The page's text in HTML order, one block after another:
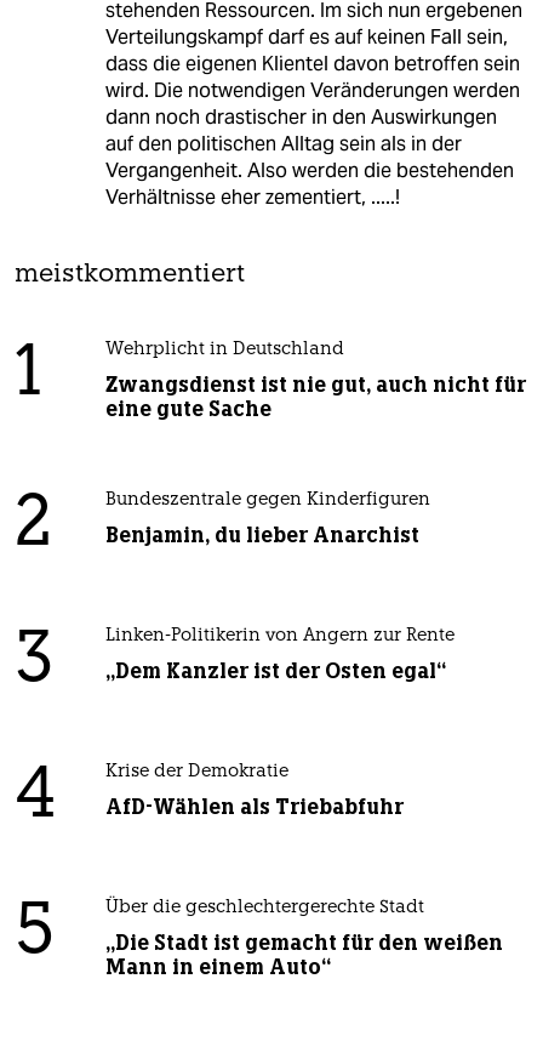
stehenden Ressourcen. Im sich nun ergebenen
Verteilungskampf darf es auf keinen Fall sein,
dass die eigenen Klientel davon betroffen sein
wird. Die notwendigen Veränderungen werden
dann noch drastischer in den Auswirkungen
auf den politischen Alltag sein als in der
Vergangenheit. Also werden die bestehenden
Verhältnisse eher zementiert, .....!
meistkommentiert
1 Wehrplicht in Deutschland
Zwangsdienst ist nie gut, auch nicht für
eine gute Sache
2 Bundeszentrale gegen Kinderfiguren
Benjamin, du lieber Anarchist
3 Linken-Politikerin von Angern zur Rente
„Dem Kanzler ist der Osten egal“
4 Krise der Demokratie
AfD-Wählen als Triebabfuhr
5 Über die geschlechtergerechte Stadt
„Die Stadt ist gemacht für den weißen
Mann in einem Auto“